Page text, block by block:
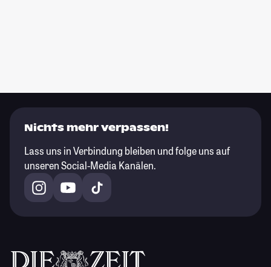
Nichts mehr verpassen!
Lass uns in Verbindung bleiben und folge uns auf
unseren Social-Media Kanälen.